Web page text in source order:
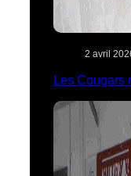
2 avril
Les Cougars